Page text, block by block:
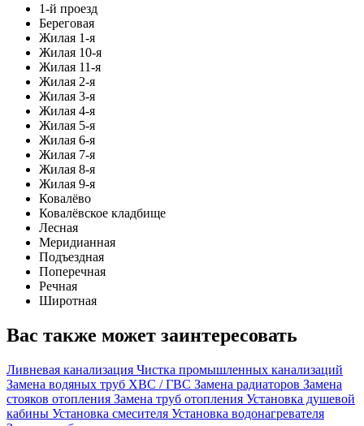
1-й проезд
Береговая
Жилая 1-я
Жилая 10-я
Жилая 11-я
Жилая 2-я
Жилая 3-я
Жилая 4-я
Жилая 5-я
Жилая 6-я
Жилая 7-я
Жилая 8-я
Жилая 9-я
Ковалёво
Ковалёвское кладбище
Лесная
Меридианная
Подъездная
Поперечная
Речная
Широтная
Вас также может заинтересовать
Ливневая канализация Чистка промышленных канализаций
Замена водяных труб ХВС / ГВС Замена радиаторов Замена
стояков отопления Замена труб отопления Установка душевой
кабины Установка смесителя Установка водонагревателя